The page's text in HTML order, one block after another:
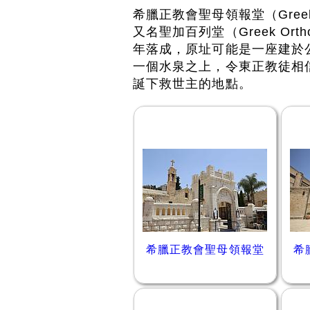
希臘正教會聖母領報堂（
又名聖加百列堂（Greek
年落成，原址可能是一座建
一個水泉之上，令東正教徒
誕下救世主的地點。
希臘正教會聖母領報堂 希